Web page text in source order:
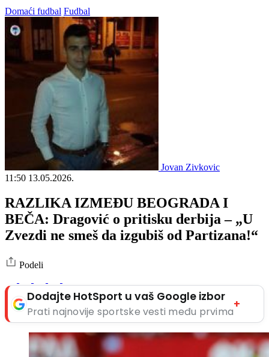
Domaći fudbal Fudbal
Jovan Zivkovic
11:50 13.05.2026.
RAZLIKA IZMEĐU BEOGRADA I
BEČA: Dragović o pritisku derbija – „U
Zvezdi ne smeš da izgubiš od Partizana!“
Podeli
Dodajte HotSport u vaš Google izbor
Prati najnovije sportske vesti među prvima
+